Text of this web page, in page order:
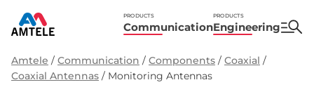
PRODUCTS
Communication
PRODUCTS
Engineering
Amtele / Communication / Components / Coaxial /
Coaxial Antennas / Monitoring Antennas